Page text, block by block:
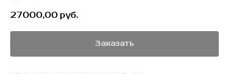
27000,00 руб.
Заказать